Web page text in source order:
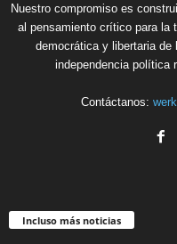
Nuestro compromiso es
al pensamiento crítico para la
democrática y libertaria de
independencia política
Contáctanos:
Incluso más noticias